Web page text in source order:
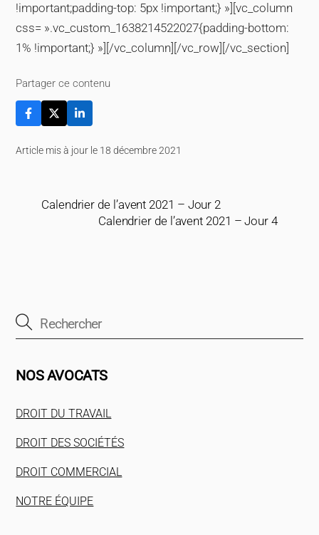
!important;padding-top: 5px !important;} »][vc_column
css= ».vc_custom_1638214522027{padding-bottom:
1% !important;} »][/vc_column][/vc_row][/vc_section]
Partager ce contenu
Article mis à jour le 18 décembre 2021
Calendrier de l’avent 2021 – Jour 2
Calendrier de l’avent 2021 – Jour 4
NOS AVOCATS
DROIT DU TRAVAIL
DROIT DES SOCIÉTÉS
DROIT COMMERCIAL
NOTRE ÉQUIPE